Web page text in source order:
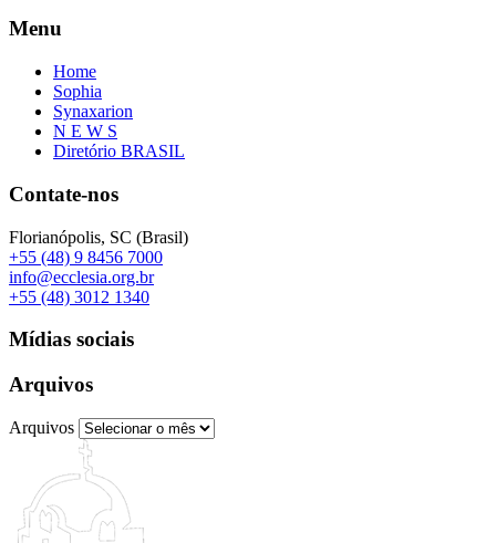
Menu
Home
Sophia
Synaxarion
N E W S
Diretório BRASIL
Contate-nos
Florianópolis, SC (Brasil)
+55 (48) 9 8456 7000
info@ecclesia.org.br
+55 (48) 3012 1340
Mídias sociais
Arquivos
Arquivos